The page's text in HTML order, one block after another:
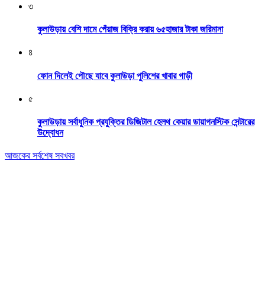
৩
কুলাউড়ায় বেশি দামে পেঁয়াজ বিক্রি করায় ৬৫হাজার টাকা জরিমানা
৪
ফোন দিলেই পৌছে যাবে কুলাউড়া পুলিশের খাবার গাড়ী
৫
কুলাউড়ায় সর্বাধুনিক প্রযুক্তির ডিজিটাল হেলথ কেয়ার ডায়াগনস্টিক সেন্টারের
উদ্বোধন
আজকের সর্বশেষ সবখবর